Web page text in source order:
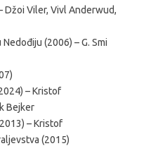
Viler, Vivl Anderwud,
(2006) – G. Smi
– Kristof
Bejker
– Kristof
(2015)